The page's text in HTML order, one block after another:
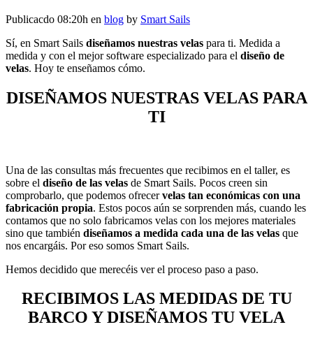
Publicacdo 08:20h en blog by Smart Sails
Sí, en Smart Sails diseñamos nuestras velas para ti. Medida a
medida y con el mejor software especializado para el diseño de
velas. Hoy te enseñamos cómo.
DISEÑAMOS NUESTRAS VELAS PARA
TI
Una de las consultas más frecuentes que recibimos en el taller, es
sobre el diseño de las velas de Smart Sails. Pocos creen sin
comprobarlo, que podemos ofrecervelas tan económicas con una
fabricación propia. Estos pocos aún se sorprenden más, cuando les
contamos que no solo fabricamos velas con los mejores materiales
sino que también diseñamos a medida cada una de las velas que
nos encargáis. Por eso somos Smart Sails.
Hemos decidido que merecéis ver el proceso paso a paso.
RECIBIMOS LAS MEDIDAS DE TU
BARCO Y DISEÑAMOS TU VELA